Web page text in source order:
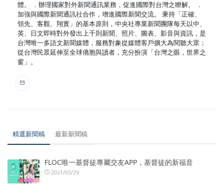
體。 ．辦理國家對外新聞通訊業務，促進國際對台灣之瞭解。 ．
加強與國際新聞通訊社合作，增進國際新聞交流。 秉持「正確、
領先、客觀、翔實」的基本原則，中央社專業新聞團隊每天以中、
英、日文即時對外發出上千則新聞、照片、圖表、影音與資訊，是
台灣唯一多語文新聞媒體，服務對象從媒體客戶擴大為閱聽大眾；
從台灣民眾延伸至全球僑胞與讀者，充分扮演「台灣之眼，世界之
窗」。
精選新聞稿 最新新聞稿
FLOC唯一基督徒專屬交友APP，基督徒的新福音
2021/03/29